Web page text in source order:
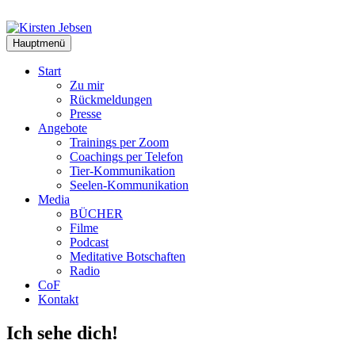
Inhalt
springen
Hauptmenü
Start
Zu mir
Rückmeldungen
Presse
Angebote
Trainings per Zoom
Coachings per Telefon
Tier-Kommunikation
Seelen-Kommunikation
Media
BÜCHER
Filme
Podcast
Meditative Botschaften
Radio
CoF
Kontakt
Ich sehe dich!